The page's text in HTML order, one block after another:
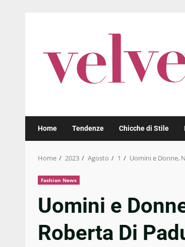
Home Tendenze Chicche di Stile
Home 2023 Agosto 1 Uomini e Donne,
Fashion News
Uomini e
Roberta Di